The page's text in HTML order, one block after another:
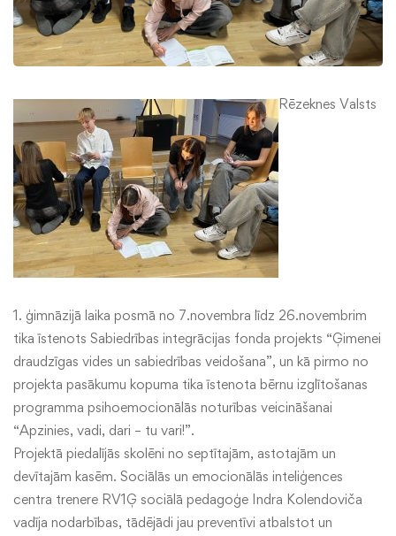
Rēzeknes Valsts
1. ģimnāzijā laika posmā no 7.novembra līdz 26.novembrim
tika īstenots Sabiedrības integrācijas fonda projekts “Ģimenei
draudzīgas vides un sabiedrības veidošana”, un kā pirmo no
projekta pasākumu kopuma tika īstenota bērnu izglītošanas
programma psihoemocionālās noturības veicināšanai
“Apzinies, vadi, dari – tu vari!”.
Projektā piedalījās skolēni no septītajām, astotajām un
devītajām kasēm. Sociālās un emocionālās inteliģences
centra trenere RV1Ģ sociālā pedagoģe Indra Kolendoviča
vadīja nodarbības, tādējādi jau preventīvi atbalstot un